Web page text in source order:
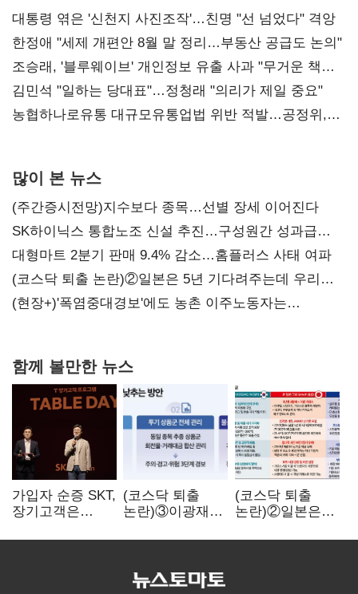
대통령 엮은 '신천지 사진조작'…친명 "선 넘었다" 격앙
한정애 "세제 개편안 8월 말 정리…부동산 공급도 논의"
조승래, '블루웨이브' 개인정보 유출 사과 "무거운 책임
통감"
김민석 "일하는 당대표"…정청래 "의리가 제일 중요"
농협하나로유통 대규모유통업법 위반 적발…공정위,
많이 본 뉴스
(주간증시전망)지수보다 종목…선별 장세 이어진다
SK하이닉스 통합노조 신설 추진…구성원간 성과급
불만 확산
대형마트 2분기 판매 9.4% 감소…홈플러스 사태 여파
(코스닥 퇴출 논란)②일본은 5년 기다려주는데 우리는
당장 퇴출?…시간만으론 부족한 코스닥 구하기
(현장+)'폭염중대경보'에도 농촌 이주노동자는
함께 볼만한 뉴스
가입자 순증 SKT,
장기고객은
챙긴다
(코스닥 퇴출
논란)③이광재
자동차 없애지는
(코스닥 퇴출
논란)②일본은
기다려주는데